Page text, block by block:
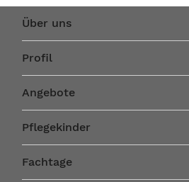
Über uns
Profil
Angebote
Pflegekinder
Fachtage